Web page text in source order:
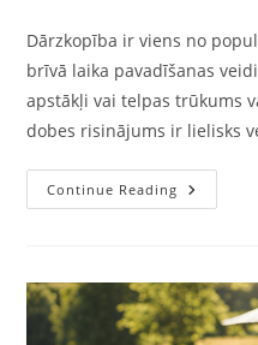
Dārzkopība ir viens no
brīvā laika pavadīšanas
apstākļi vai telpas trūkums
dobes risinājums ir lielisks
Continue Reading